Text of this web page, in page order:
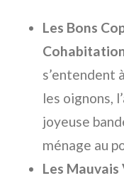
Les Bons
s’entendent
les oignons,
joyeuse
ménage au
Les